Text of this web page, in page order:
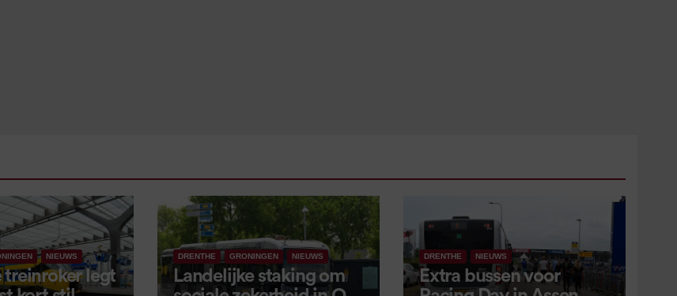
NIEUWS
treinroker legt
DRENTHE GRONINGEN NIEUWS
Landelijke staking om
DRENTHE NIEUWS
Extra bussen voor